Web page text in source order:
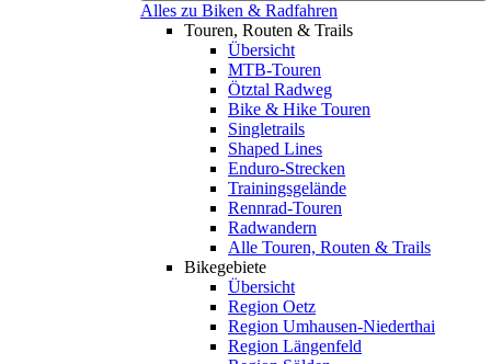
Alles zu Biken & Radfahren
Touren, Routen & Trails
Übersicht
MTB-Touren
Ötztal Radweg
Bike & Hike Touren
Singletrails
Shaped Lines
Enduro-Strecken
Trainingsgelände
Rennrad-Touren
Radwandern
Alle Touren, Routen & Trails
Bikegebiete
Übersicht
Region Oetz
Region Umhausen-Niederthai
Region Längenfeld